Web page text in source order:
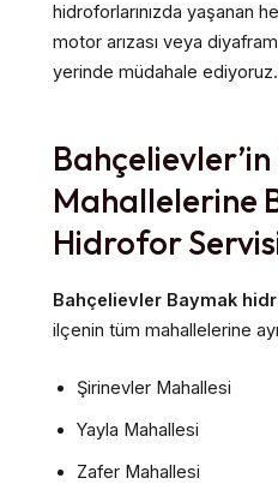
hidroforlarınızda yaşanan
motor arızası veya
yerinde müdahale ediyoruz.
Bahçelievler’in
Mahallelerine
Hidrofor
Bahçelievler Baymak
ilçenin tüm mahallelerine
Şirinevler Mahallesi
Yayla Mahallesi
Zafer Mahallesi